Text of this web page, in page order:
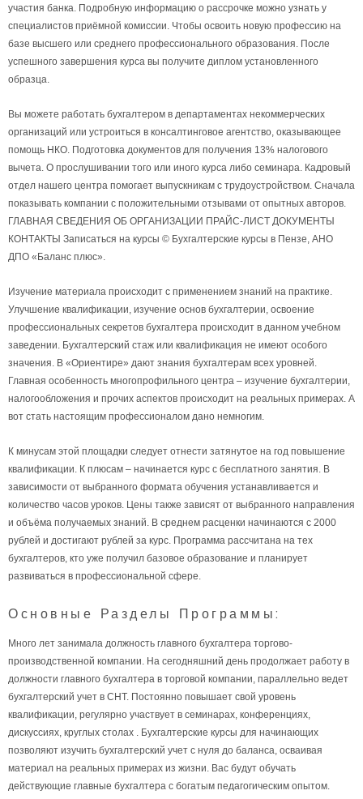
участия банка. Подробную информацию о рассрочке можно узнать у
специалистов приёмной комиссии. Чтобы освоить новую профессию на
базе высшего или среднего профессионального образования. После
успешного завершения курса вы получите диплом установленного
образца.
Вы можете работать бухгалтером в департаментах некоммерческих
организаций или устроиться в консалтинговое агентство, оказывающее
помощь НКО. Подготовка документов для получения 13% налогового
вычета. О прослушивании того или иного курса либо семинара. Кадровый
отдел нашего центра помогает выпускникам с трудоустройством. Сначала
показывать компании с положительными отзывами от опытных авторов.
ГЛАВНАЯ СВЕДЕНИЯ ОБ ОРГАНИЗАЦИИ ПРАЙС-ЛИСТ ДОКУМЕНТЫ
КОНТАКТЫ Записаться на курсы © Бухгалтерские курсы в Пензе, АНО
ДПО «Баланс плюс».
Изучение материала происходит с применением знаний на практике.
Улучшение квалификации, изучение основ бухгалтерии, освоение
профессиональных секретов бухгалтера происходит в данном учебном
заведении. Бухгалтерский стаж или квалификация не имеют особого
значения. В «Ориентире» дают знания бухгалтерам всех уровней.
Главная особенность многопрофильного центра – изучение бухгалтерии,
налогообложения и прочих аспектов происходит на реальных примерах. А
вот стать настоящим профессионалом дано немногим.
К минусам этой площадки следует отнести затянутое на год повышение
квалификации. К плюсам – начинается курс с бесплатного занятия. В
зависимости от выбранного формата обучения устанавливается и
количество часов уроков. Цены также зависят от выбранного направления
и объёма получаемых знаний. В среднем расценки начинаются с 2000
рублей и достигают рублей за курс. Программа рассчитана на тех
бухгалтеров, кто уже получил базовое образование и планирует
развиваться в профессиональной сфере.
Основные Разделы Программы:
Много лет занимала должность главного бухгалтера торгово-
производственной компании. На сегодняшний день продолжает работу в
должности главного бухгалтера в торговой компании, параллельно ведет
бухгалтерский учет в СНТ. Постоянно повышает свой уровень
квалификации, регулярно участвует в семинарах, конференциях,
дискуссиях, круглых столах . Бухгалтерские курсы для начинающих
позволяют изучить бухгалтерский учет с нуля до баланса, осваивая
материал на реальных примерах из жизни. Вас будут обучать
действующие главные бухгалтера с богатым педагогическим опытом.